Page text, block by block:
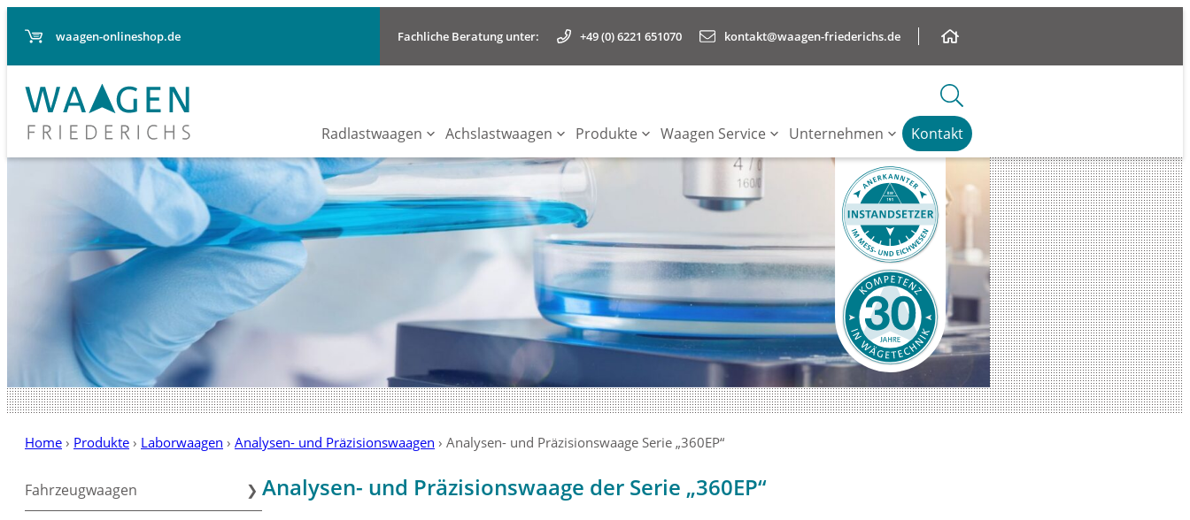
waagen-onlineshop.de Fachliche Beratung unter: +49 (0) 6221 651070 kontakt@waagen-friederichs.de
Radlastwaagen Achslastwaagen Produkte Waagen Service Unternehmen Kontakt
Home › Produkte › Laborwaagen › Analysen- und Präzisions­waagen › Analysen- und Präzisionswaage Serie „360EP“
Fahrzeugwaagen Analysen- und Präzisionswaage der Serie „360EP“